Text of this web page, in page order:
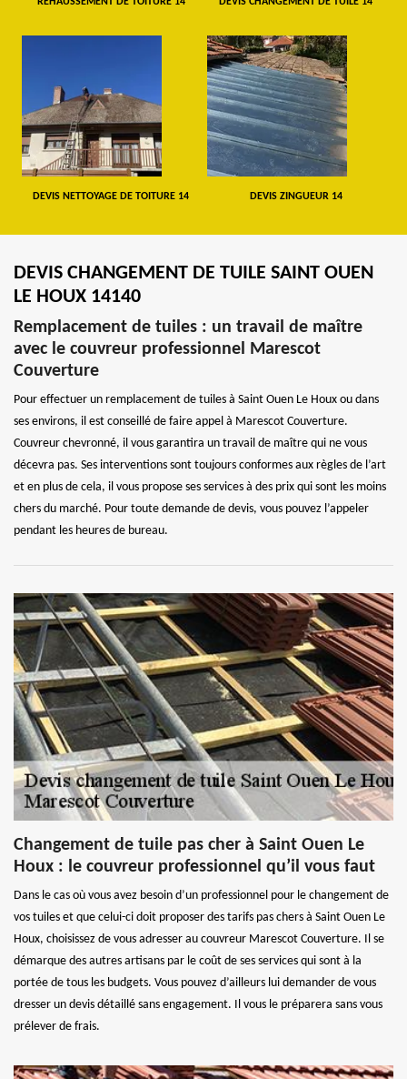
DEVIS NETTOYAGE DE TOITURE 14 DEVIS ZINGUEUR 14
DEVIS CHANGEMENT DE TUILE SAINT OUEN
LE HOUX 14140
Remplacement de tuiles : un travail de maître
avec le couvreur professionnel Marescot
Couverture
Pour effectuer un remplacement de tuiles à Saint Ouen Le Houx ou dans
ses environs, il est conseillé de faire appel à Marescot Couverture.
Couvreur chevronné, il vous garantira un travail de maître qui ne vous
décevra pas. Ses interventions sont toujours conformes aux règles de l’art
et en plus de cela, il vous propose ses services à des prix qui sont les moins
chers du marché. Pour toute demande de devis, vous pouvez l’appeler
pendant les heures de bureau.
Changement de tuile pas cher à Saint Ouen Le
Houx : le couvreur professionnel qu’il vous faut
Dans le cas où vous avez besoin d’un professionnel pour le changement de
vos tuiles et que celui-ci doit proposer des tarifs pas chers à Saint Ouen Le
Houx, choisissez de vous adresser au couvreur Marescot Couverture. Il se
démarque des autres artisans par le coût de ses services qui sont à la
portée de tous les budgets. Vous pouvez d’ailleurs lui demander de vous
dresser un devis détaillé sans engagement. Il vous le préparera sans vous
prélever de frais.